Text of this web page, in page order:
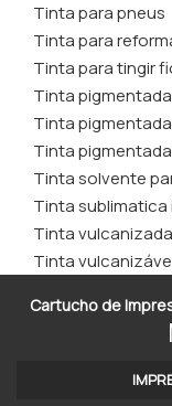
Tinta para pneus
Tinta para
Tinta para tingir
Tinta pigmentada
Tinta
Tinta
Tinta solvente
Tinta sublimatica
Tinta vulcanizada
Tinta
Cartucho de